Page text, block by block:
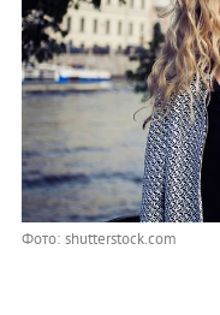
Фото: shutterstock.com